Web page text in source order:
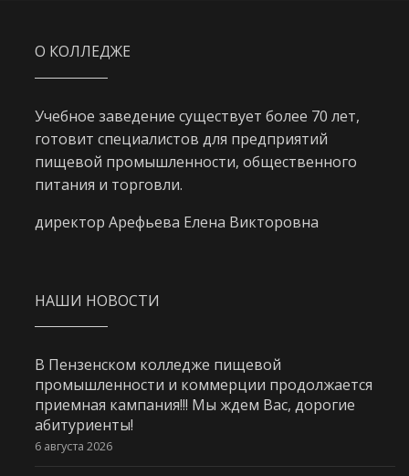
О КОЛЛЕДЖЕ
Учебное заведение существует более 70 лет,
готовит специалистов для предприятий
пищевой промышленности, общественного
питания и торговли.
директор Арефьева Елена Викторовна
НАШИ НОВОСТИ
В Пензенском колледже пищевой
промышленности и коммерции продолжается
приемная кампания!!! Мы ждем Вас, дорогие
абитуриенты!
6 августа 2026